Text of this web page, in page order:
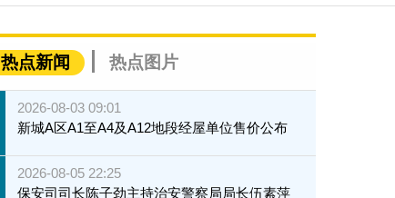
热点新闻 热点图片
2026-08-03 09:01
新城A区A1至A4及A12地段经屋单位售价公布
2026-08-05 22:25
保安司司长陈子劲主持治安警察局局长伍素萍